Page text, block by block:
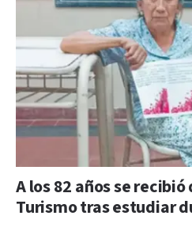
A los 82 años se recibió
Turismo tras estudiar